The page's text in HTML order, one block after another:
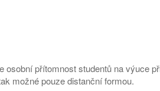
přítomnost studentů na výuce
možné pouze distanční formou.